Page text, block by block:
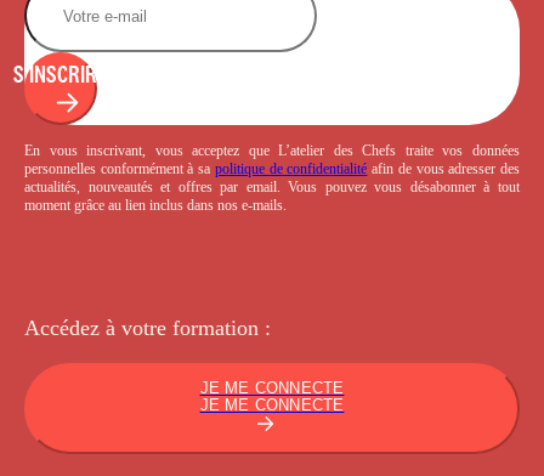
S'INSCRIRE
En vous inscrivant, vous acceptez que L’atelier des Chefs traite vos données
personnelles conformément à sa politique de confidentialité afin de vous adresser des
actualités, nouveautés et offres par email. Vous pouvez vous désabonner à tout
moment grâce au lien inclus dans nos e-mails.
Accédez à votre formation :
JE ME CONNECTE
JE ME CONNECTE